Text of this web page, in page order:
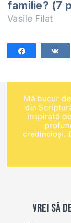
familie? (7
Vasile Filat
Vrei să